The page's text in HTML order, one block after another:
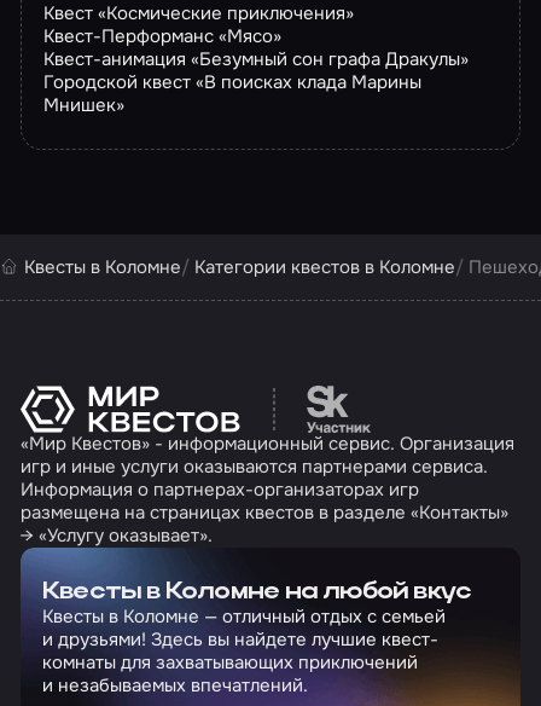
Квест «Космические приключения»
Квест-Перформанс «Мясо»
Квест-анимация «Безумный сон графа Дракулы»
Городской квест «В поисках клада Марины
Мнишек»
Квесты в Коломне Категории квестов в Коломне
Перейти на сайт
«Мир Квестов» - информационный сервис. Организация
игр и иные услуги оказываются партнерами сервиса.
Информация о партнерах-организаторах игр
размещена на страницах квестов в разделе «Контакты»
→ «Услугу оказывает».
Квесты в Коломне на любой вкус
Квесты в Коломне — отличный отдых с семьей
и друзьями! Здесь вы найдете лучшие квест-
комнаты для захватывающих приключений
и незабываемых впечатлений.